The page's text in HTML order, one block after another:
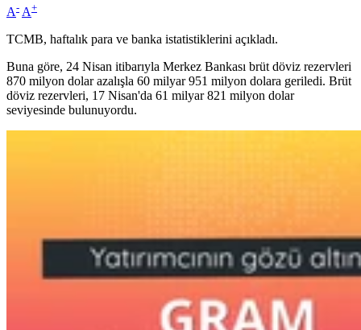
A- A+
TCMB, haftalık para ve banka istatistiklerini açıkladı.
Buna göre, 24 Nisan itibarıyla Merkez Bankası brüt döviz rezervleri
870 milyon dolar azalışla 60 milyar 951 milyon dolara geriledi. Brüt
döviz rezervleri, 17 Nisan'da 61 milyar 821 milyon dolar
seviyesinde bulunuyordu.